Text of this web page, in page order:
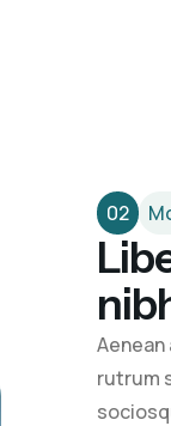
02
rutrum